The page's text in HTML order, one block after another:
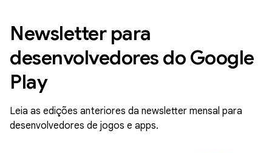
Newsletter para
desenvolvedores do Google
Play
Leia as edições anteriores da newsletter mensal para
desenvolvedores de jogos e apps.